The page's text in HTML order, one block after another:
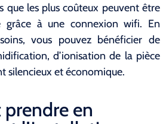
que les plus coûteux peuvent être
grâce à une connexion wifi. En
vous pouvez bénéficier de
d’ionisation de la pièce
silencieux et économique.
prendre en